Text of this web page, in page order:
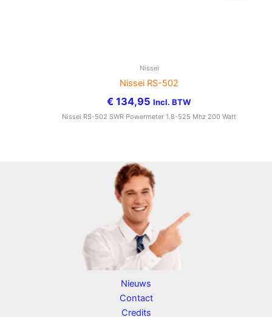
Nissei
Nissei RS-502
€ 134,95 Incl. BTW
Nissei RS-502 SWR Powermeter 1.8-525 Mhz 200 Watt
Nieuws
Contact
Credits